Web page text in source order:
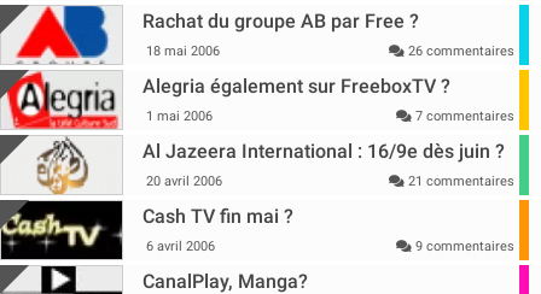
Rachat du groupe AB par Free ?
18 mai 2006 26 commentaires
Alegria également sur FreeboxTV ?
1 mai 2006 7 commentaires
Al Jazeera International : 16/9e dès juin ?
20 avril 2006 21 commentaires
Cash TV fin mai ?
6 avril 2006 9 commentaires
CanalPlay, Manga?